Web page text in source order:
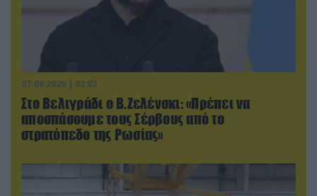
07.08.2026 | 02:02
Στο Βελιγράδι ο Β.Ζελένσκι: «Πρέπει να
αποσπάσουμε τους Σέρβους από το
στρατόπεδο της Ρωσίας»